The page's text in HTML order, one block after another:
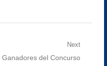
Next
Next
Ganadores del Concurso